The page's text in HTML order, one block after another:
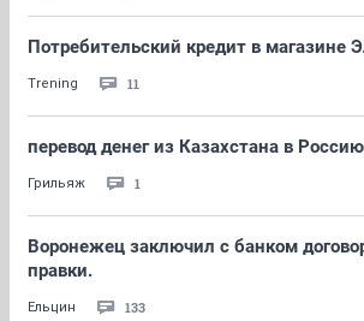
Потребительский кредит в магазине
Trening 11
перевод денег из Казахстана в Россию
Грильяж 1
Воронежец заключил с банком
правки.
Ельцин 133